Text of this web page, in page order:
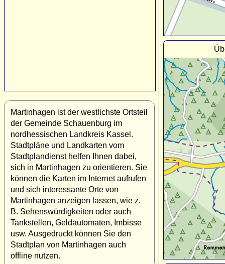
Martinhagen ist der westlichste Ortsteil
der Gemeinde Schauenburg im
nordhessischen Landkreis Kassel.
Stadtpläne und Landkarten vom
Stadtplandienst helfen Ihnen dabei,
sich in Martinhagen zu orientieren. Sie
können die Karten im Internet aufrufen
und sich interessante Orte von
Martinhagen anzeigen lassen, wie z.
B. Sehenswürdigkeiten oder auch
Tankstellen, Geldautomaten, Imbisse
usw. Ausgedruckt können Sie den
Stadtplan von Martinhagen auch
offline nutzen.